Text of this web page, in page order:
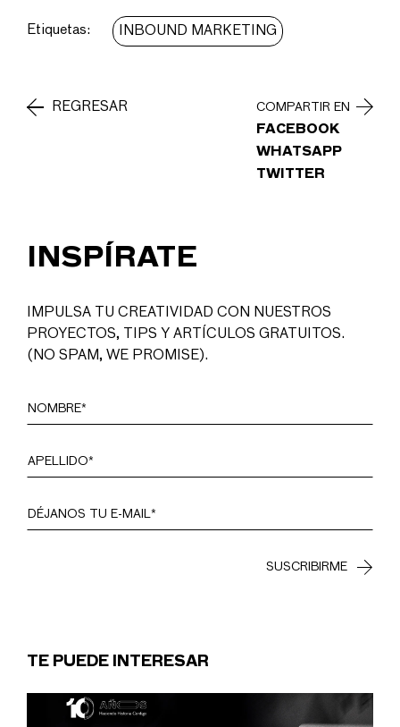
Etiquetas: INBOUND MARKETING
REGRESAR
COMPARTIR EN
FACEBOOK
WHATSAPP
TWITTER
INSPÍRATE
IMPULSA TU CREATIVIDAD CON NUESTROS
PROYECTOS, TIPS Y ARTÍCULOS GRATUITOS.
(NO SPAM, WE PROMISE).
TE PUEDE INTERESAR